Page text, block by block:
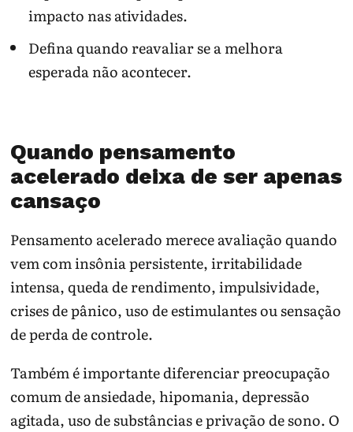
impacto nas atividades.
Defina quando reavaliar se a melhora
esperada não acontecer.
Quando pensamento
acelerado deixa de ser apenas
cansaço
Pensamento acelerado merece avaliação quando
vem com insônia persistente, irritabilidade
intensa, queda de rendimento, impulsividade,
crises de pânico, uso de estimulantes ou sensação
de perda de controle.
Também é importante diferenciar preocupação
comum de ansiedade, hipomania, depressão
agitada, uso de substâncias e privação de sono. O